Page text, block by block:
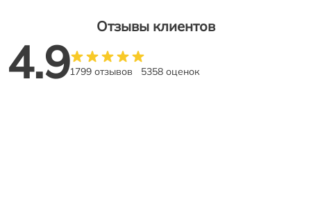
Отзывы клиентов
4.91799 отзывов 5358 оценок